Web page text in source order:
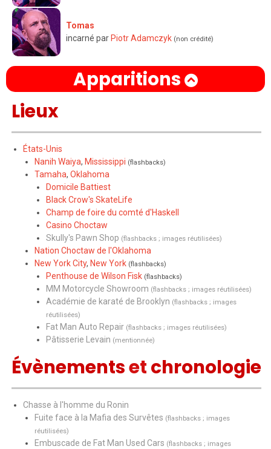
Tomas
incarné par Piotr Adamczyk (non crédité)
Apparitions
Lieux
États-Unis
Nanih Waiya, Mississippi (flashbacks)
Tamaha, Oklahoma
Domicile Battiest
Black Crow's SkateLife
Champ de foire du comté d'Haskell
Casino Choctaw
Skully's Pawn Shop (flashbacks ; images réutilisées)
Nation Choctaw de l'Oklahoma
New York City, New York (flashbacks)
Penthouse de Wilson Fisk (flashbacks)
MM Motorcycle Showroom (flashbacks ; images réutilisées)
Académie de karaté de Brooklyn (flashbacks ; images
réutilisées)
Fat Man Auto Repair (flashbacks ; images réutilisées)
Pâtisserie Levain (mentionnée)
Évènementsetchronologie
Chasse à l'homme du Ronin
Fuite face à la Mafia des Survêtes (flashbacks ; images
réutilisées)
Embuscade de Fat Man Used Cars (flashbacks ; images